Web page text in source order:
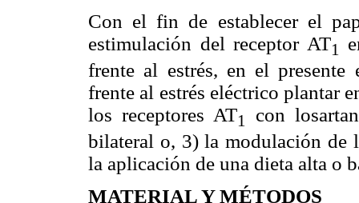
Con el fin de establecer el
estimulación del receptor AT1
frente al estrés, en el presente
frente al estrés eléctrico plantar
los receptores AT1
con
bilateral o, 3) la modulación de
la aplicación de una dieta alta o
MATERIAL Y MÉTODOS